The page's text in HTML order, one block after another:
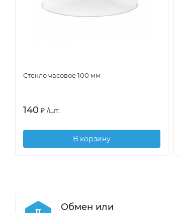
Стекло часовое 100 мм
140 ₽ /шт.
В корзину
Обмен или